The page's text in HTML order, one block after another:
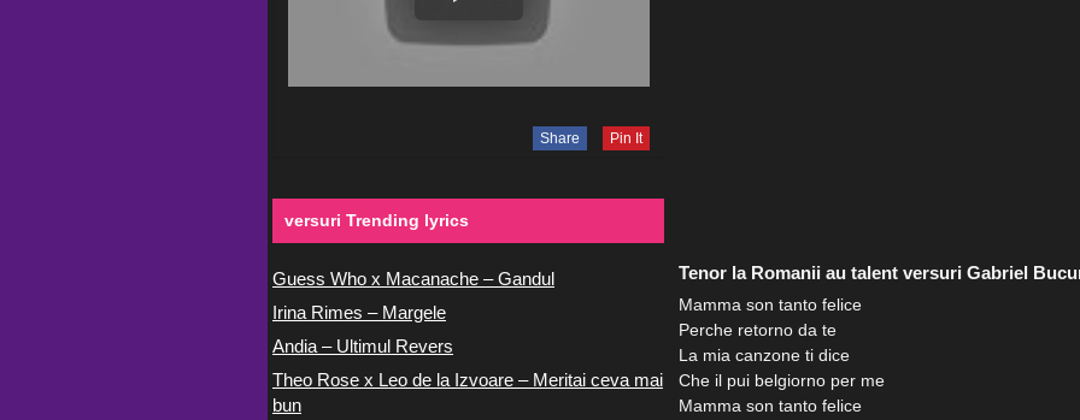
Tenor la Romanii au talent versuri Gabriel
Mamma son tanto felice
Perche retorno da te
La mia canzone ti dice
Che il pui belgiorno per me
Mamma son tanto felice
Share Pin It
versuri Trending lyrics
Guess Who x Macanache – Gandul
Irina Rimes – Margele
Andia – Ultimul Revers
Theo Rose x Leo de la Izvoare – Meritai ceva mai
bun